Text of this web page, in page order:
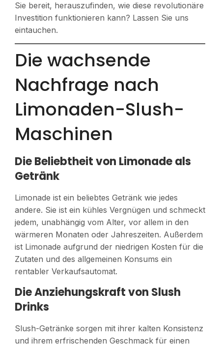
Sie bereit, herauszufinden, wie diese revolutionäre
Investition funktionieren kann? Lassen Sie uns
eintauchen.
Die wachsende
Nachfrage nach
Limonaden-Slush-
Maschinen
Die Beliebtheit von Limonade als
Getränk
Limonade ist ein beliebtes Getränk wie jedes
andere. Sie ist ein kühles Vergnügen und schmeckt
jedem, unabhängig vom Alter, vor allem in den
wärmeren Monaten oder Jahreszeiten. Außerdem
ist Limonade aufgrund der niedrigen Kosten für die
Zutaten und des allgemeinen Konsums ein
rentabler Verkaufsautomat.
Die Anziehungskraft von Slush
Drinks
Slush-Getränke sorgen mit ihrer kalten Konsistenz
und ihrem erfrischenden Geschmack für einen